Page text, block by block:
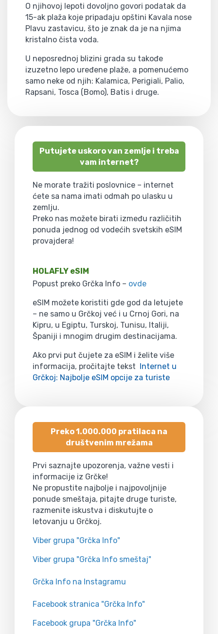
O njihovoj lepoti dovoljno govori podatak da
15-ak plaža koje pripadaju opštini Kavala nose
Plavu zastavicu, što je znak da je na njima
kristalno čista voda.
U neposrednoj blizini grada su takođe
izuzetno lepo uređene plaže, a pomenućemo
samo neke od njih: Kalamica, Perigiali, Palio,
Rapsani, Tosca (Bomo), Batis i druge.
Putujete uskoro van zemlje i treba
vam internet?
Ne morate tražiti poslovnice – internet
ćete sa nama imati odmah po ulasku u
zemlju.
Preko nas možete birati između različitih
ponuda jednog od vodećih svetskih eSIM
provajdera!
HOLAFLY eSIM
Popust preko Grčka Info – ovde
eSIM možete koristiti gde god da letujete
– ne samo u Grčkoj već i u Crnoj Gori, na
Kipru, u Egiptu, Turskoj, Tunisu, Italiji,
Španiji i mnogim drugim destinacijama.
Ako prvi put čujete za eSIM i želite više
informacija, pročitajte tekst Internet u
Grčkoj: Najbolje eSIM opcije za turiste
Preko 1.000.000 pratilaca na
društvenim mrežama
Prvi saznajte upozorenja, važne vesti i
informacije iz Grčke!
Ne propustite najbolje i najpovoljnije
ponude smeštaja, pitajte druge turiste,
razmenite iskustva i diskutujte o
letovanju u Grčkoj.
Viber grupa "Grčka Info"
Viber grupa "Grčka Info smeštaj"
Grčka Info na Instagramu
Facebook stranica "Grčka Info"
Facebook grupa "Grčka Info"